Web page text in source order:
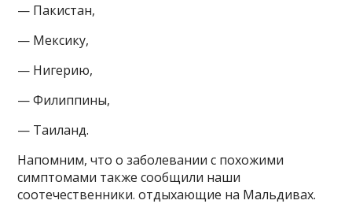
— Пакистан,
— Мексику,
— Нигерию,
— Филиппины,
— Таиланд.
Напомним, что о заболевании с похожими
симптомами также сообщили наши
соотечественники. отдыхающие на Мальдивах.